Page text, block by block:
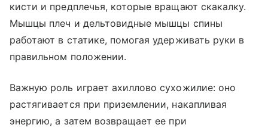
кисти и предплечья, которые вращают скакалку.
Мышцы плеч и дельтовидные мышцы спины
работают в статике, помогая удерживать руки в
правильном положении.
Важную роль играет ахиллово сухожилие: оно
растягивается при приземлении, накапливая
энергию, а затем возвращает ее при